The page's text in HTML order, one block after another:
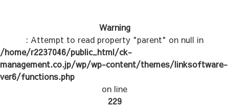
Warning
: Attempt to read property "parent" on null in
/home/r2237046/public_html/ck-
management.co.jp/wp/wp-content/themes/linksoftware-
ver6/functions.php
on line
229